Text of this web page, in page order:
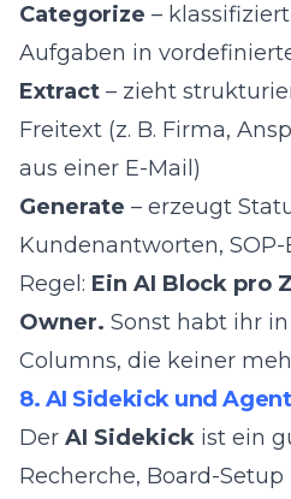
Categorize –
Aufgaben in
Extract – zieht
Freitext (z. B. Firma,
aus einer E-Mail)
Generate – erzeugt
Kundenantworten,
Regel: Ein AI Block pro
Owner. Sonst habt ihr
Columns, die keiner
8. AI Sidekick und
Der AI Sidekick ist ein
Recherche, Board-